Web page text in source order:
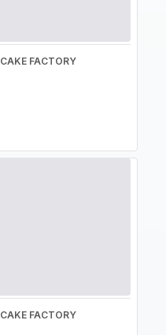
CAKE FACTORY
CAKE FACTORY